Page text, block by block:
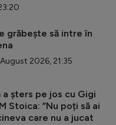
grăbește să intre în
2026, 21:35
șters pe jos cu Gigi
Stoica: ”Nu poți să ai
care nu a jucat